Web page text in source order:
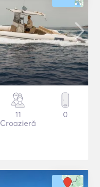
11
Croazieră
0